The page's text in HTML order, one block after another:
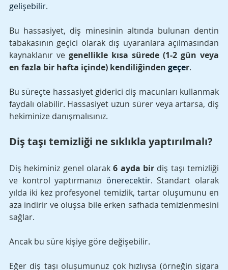
gelişebilir.
Bu hassasiyet, diş minesinin altında bulunan dentin
tabakasının geçici olarak dış uyaranlara açılmasından
kaynaklanır ve genellikle kısa sürede (1-2 gün veya
en fazla bir hafta içinde) kendiliğinden geçer.
Bu süreçte hassasiyet giderici diş macunları kullanmak
faydalı olabilir. Hassasiyet uzun sürer veya artarsa, diş
hekiminize danışmalısınız.
Diş taşı temizliği ne sıklıkla yaptırılmalı?
Diş hekiminiz genel olarak 6 ayda bir diş taşı temizliği
ve kontrol yaptırmanızı önerecektir. Standart olarak
yılda iki kez profesyonel temizlik, tartar oluşumunu en
aza indirir ve oluşsa bile erken safhada temizlenmesini
sağlar.
Ancak bu süre kişiye göre değişebilir.
Eğer diş taşı oluşumunuz çok hızlıysa (örneğin sigara